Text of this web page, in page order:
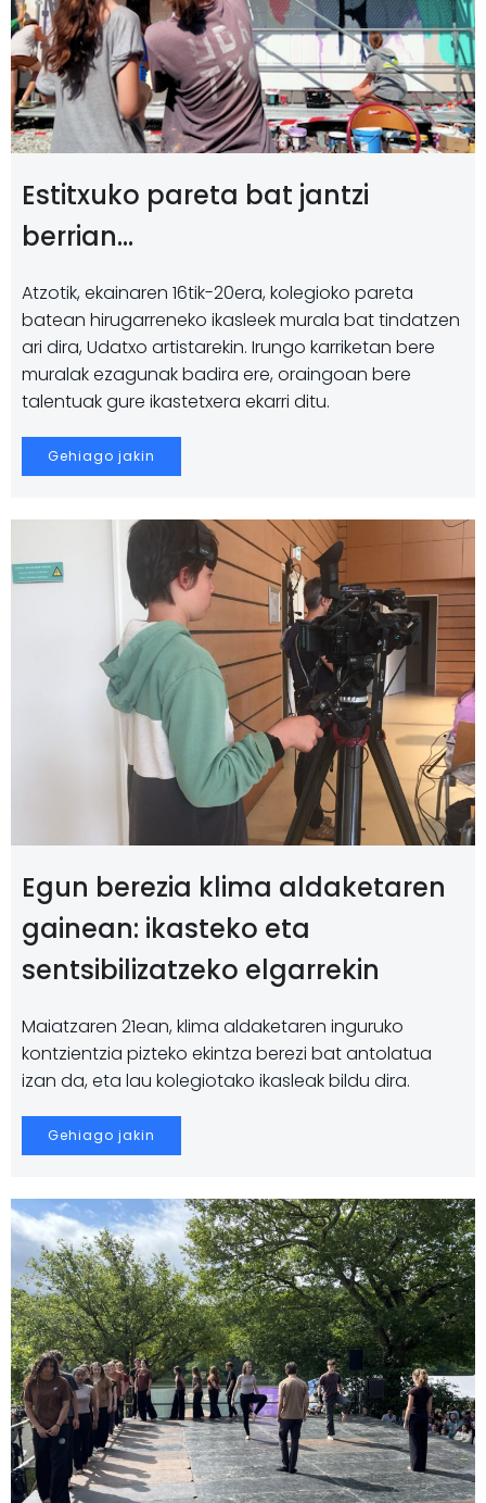
Estitxuko pareta bat jantzi
berrian…
Atzotik, ekainaren 16tik-20era, kolegioko pareta
batean hirugarreneko ikasleek murala bat tindatzen
ari dira, Udatxo artistarekin. Irungo karriketan bere
muralak ezagunak badira ere, oraingoan bere
talentuak gure ikastetxera ekarri ditu.
Gehiago jakin
Egun berezia klima aldaketaren
gainean: ikasteko eta
sentsibilizatzeko elgarrekin
Maiatzaren 21ean, klima aldaketaren inguruko
kontzientzia pizteko ekintza berezi bat antolatua
izan da, eta lau kolegiotako ikasleak bildu dira.
Gehiago jakin